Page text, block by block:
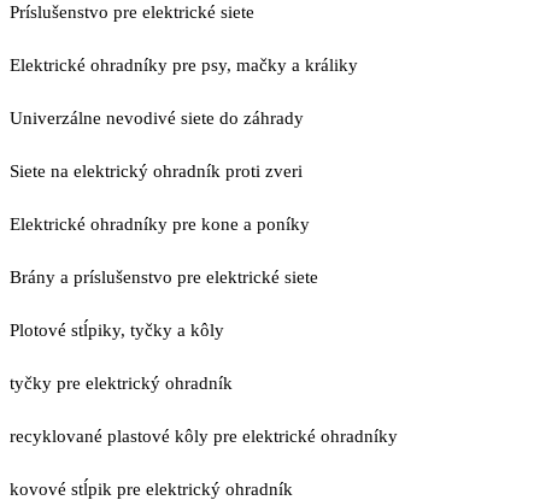
Príslušenstvo pre elektrické siete
Elektrické ohradníky pre psy, mačky a králiky
Univerzálne nevodivé siete do záhrady
Siete na elektrický ohradník proti zveri
Elektrické ohradníky pre kone a poníky
Brány a príslušenstvo pre elektrické siete
Plotové stĺpiky, tyčky a kôly
tyčky pre elektrický ohradník
recyklované plastové kôly pre elektrické ohradníky
kovové stĺpik pre elektrický ohradník